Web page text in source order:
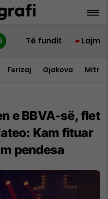
Të fundit Lajme
Ferizaj Gjakova
e BBVA-së, flet
Kam fituar
pendesa